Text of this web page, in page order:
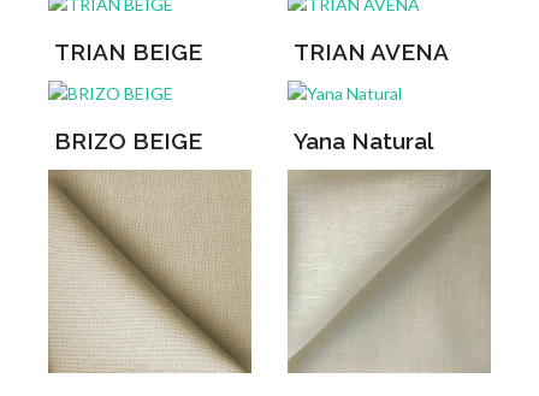
TRIAN BEIGE TRIAN AVENA
BRIZO BEIGE Yana Natural